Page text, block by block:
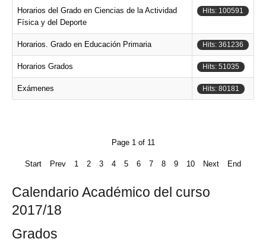
Horarios del Grado en Ciencias de la Actividad
Física y del Deporte
Hits: 100591
Horarios. Grado en Educación Primaria Hits: 361236
Horarios Grados Hits: 51035
Exámenes Hits: 80181
Page 1 of 11
Start Prev 1 2 3 4 5 6 7 8 9 10 Next End
Calendario Académico del curso
2017/18
Grados